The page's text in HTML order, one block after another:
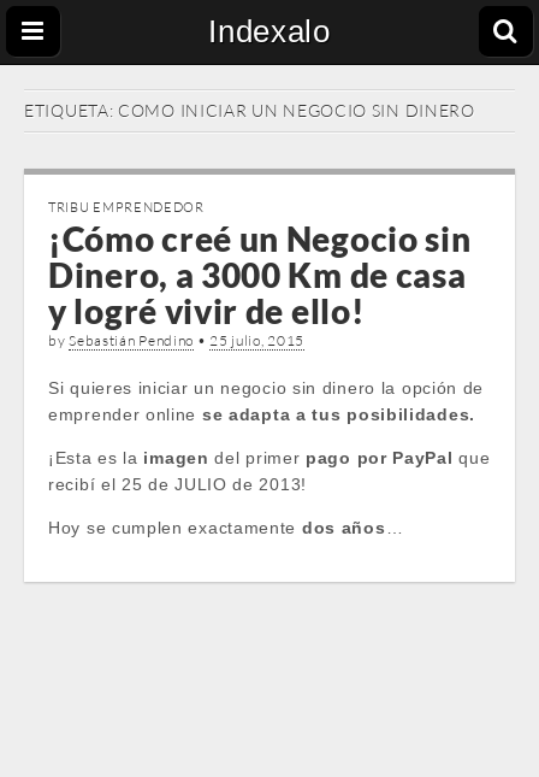
Indexalo
ETIQUETA: COMO INICIAR UN NEGOCIO SIN DINERO
TRIBU EMPRENDEDOR
¡Cómo creé un Negocio sin
Dinero, a 3000 Km de casa
y logré vivir de ello!
bySebastián Pendino • 25 julio, 2015
Si quieres iniciar un negocio sin dinero la opción de
emprender online se adapta a tus posibilidades.
¡Esta es la imagen del primer pago por PayPal que
recibí el 25 de JULIO de 2013!
Hoy se cumplen exactamente dos años